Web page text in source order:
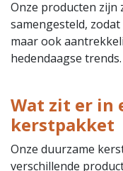
Onze producten zijn
samengesteld,
maar ook
hedendaagse trends.
Wat zit er in
kerstpakket
Onze duurzame
verschillende